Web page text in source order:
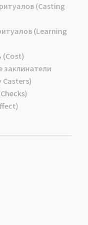
(Casting
(Learning
(Cost)
заклинатели
Casters)